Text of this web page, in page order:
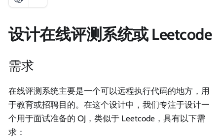
设计在线评测系统或 Leetcode
需求
在线评测系统主要是一个可以远程执行代码的地方，用
于教育或招聘目的。在这个设计中，我们专注于设计一
个用于面试准备的 OJ，类似于 Leetcode，具有以下需
求：